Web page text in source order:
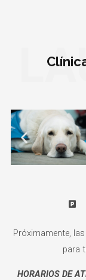
Próximamente,
para
HORARIOS DE